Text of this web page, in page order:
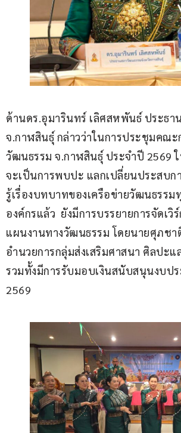
ด้านดร.อุมารินทร์ เลิศสหพันธ์ ประธา
จ.กาฬสินธุ์ กล่าวว่าในการประชุมคณะ
วัฒนธรรม จ.กาฬสินธุ์ ประจำปี 2569
จะเป็นการพบปะ แลกเปลี่ยนประสบก
รู้เรื่องบทบาทของเครือข่ายวัฒนธรรม
องค์กรแล้ว  ยังมีการบรรยายการจัดเ
แผนงานทางวัฒนธรรม โดยนายศุภช
อำนวยการกลุ่มส่งเสริมศาสนา ศิลปะ
รวมทั้งมีการรับมอบเงินสนับสนุนงบป
2569